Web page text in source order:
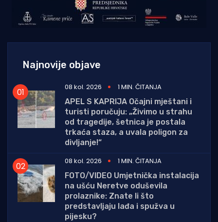
Najnovije objave
08 kol. 2026
1 MIN. ČITANJA
APEL S KAPRIJA Očajni mještani i
turisti poručuju: „Živimo u strahu
od tragedije, šetnica je postala
trkaća staza, a uvala poligon za
divljanje!“
08 kol. 2026
1 MIN. ČITANJA
FOTO/VIDEO Umjetnička instalacija
na ušću Neretve oduševila
prolaznike: Znate li što
predstavljaju lađa i spužva u
pijesku?